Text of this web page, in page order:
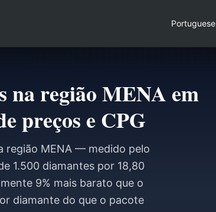
Portuguese
na região MENA em
preços e CPG
região MENA — medido pelo
1.500 diamantes por 18,80
9% mais barato que o
diamante do que o pacote